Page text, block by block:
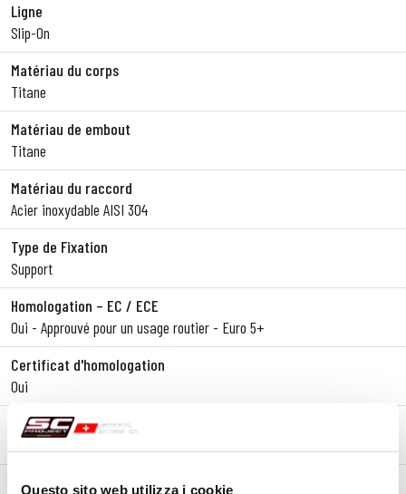
Questo sito web utilizza i cookie
Ligne
Slip-On
Matériau du corps
Titane
Matériau de embout
Titane
Matériau du raccord
Acier inoxydable AISI 304
Type de Fixation
Support
Homologation – EC / ECE
Oui - Approuvé pour un usage routier - Euro 5+
Certificat d'homologation
Oui
Notes